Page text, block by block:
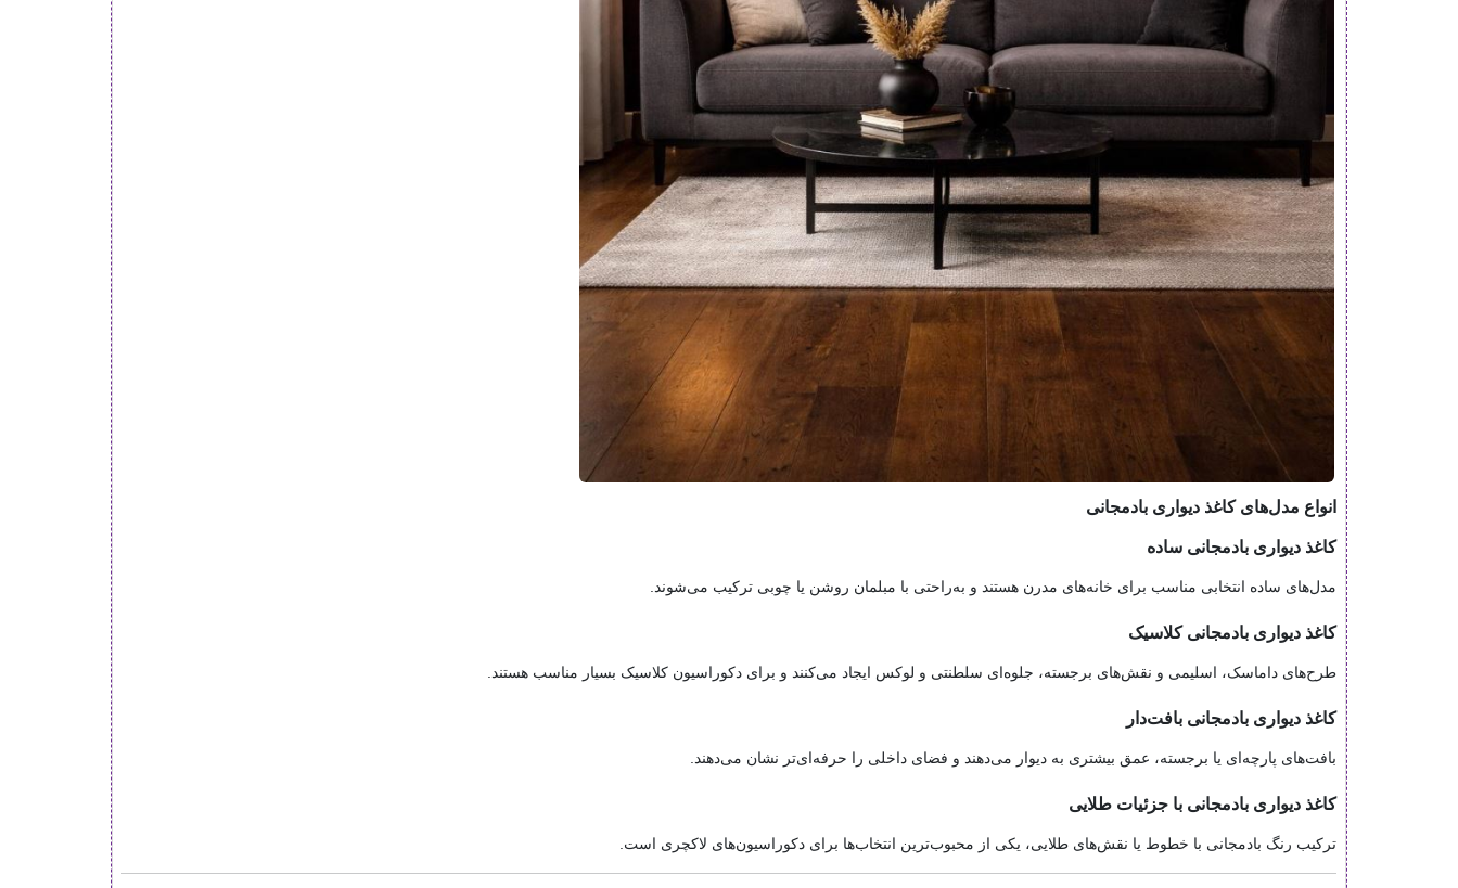
انواع مدل‌های کاغذ دیواری بادمجانی
کاغذ دیواری بادمجانی ساده
مدل‌های ساده انتخابی مناسب برای خانه‌های مدرن هستند و به‌راحتی با مبلمان روشن یا چوبی ترکیب می‌شوند.
کاغذ دیواری بادمجانی کلاسیک
طرح‌های داماسک، اسلیمی و نقش‌های برجسته، جلوه‌ای سلطنتی و لوکس ایجاد می‌کنند و برای دکوراسیون کلاسیک بسیار مناسب هستند.
کاغذ دیواری بادمجانی بافت‌دار
بافت‌های پارچه‌ای یا برجسته، عمق بیشتری به دیوار می‌دهند و فضای داخلی را حرفه‌ای‌تر نشان می‌دهند.
کاغذ دیواری بادمجانی با جزئیات طلایی
ترکیب رنگ بادمجانی با خطوط یا نقش‌های طلایی، یکی از محبوب‌ترین انتخاب‌ها برای دکوراسیون‌های لاکچری است.